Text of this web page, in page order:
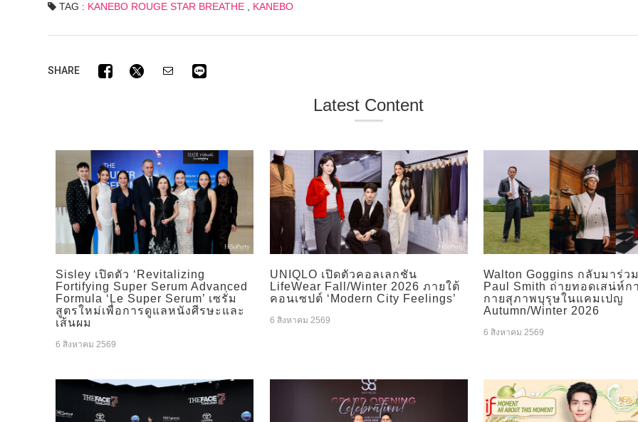
TAG : KANEBO ROUGE STAR BREATHE KANEBO
SHARE
Latest Content
Sisley เปิดตัว ‘Revitalizing
Fortifying Super Serum Advanced
Formula ‘Le Super Serum’ เซรั่ม
สูตรใหม่เพื่อการดูแลหนังศีรษะและ
เส้นผม
6 สิงหาคม 2569
UNIQLO เปิดตัวคอลเลกชัน
LifeWear Fall/Winter 2026 ภายใต้
คอนเซปต์ ‘Modern City Feelings’
6 สิงหาคม 2569
Walton Goggins กลับมาร่ว
Paul Smith ถ่ายทอดเสน่ห์ก
กายสุภาพบุรุษในแคมเปญ
Autumn/Winter 2026
6 สิงหาคม 2569